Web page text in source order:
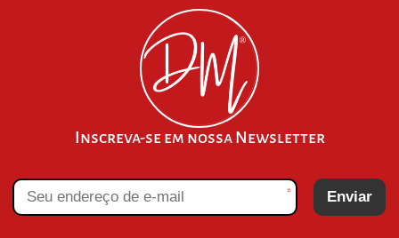
Inscreva-se em nossa Newsletter
* Enviar